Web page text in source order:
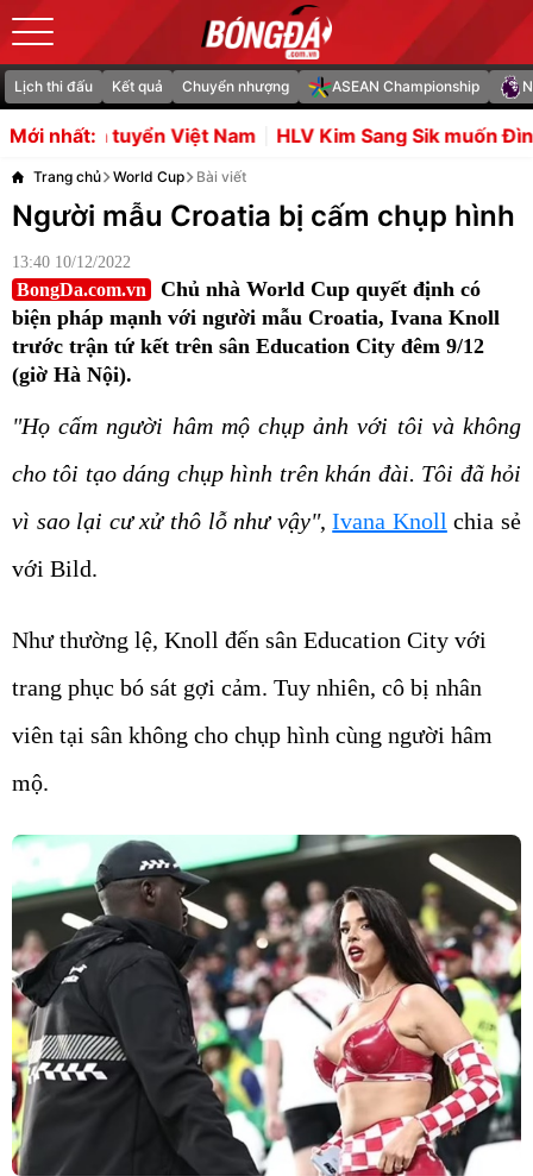
Lịch thi đấu Kết quả Chuyển nhượng ASEAN Championship
Mới nhất:
Nam HLV Kim Sang Sik muốn Đình Bắc vươn tầm
Trang chủ World Cup Bài viết
Người mẫu Croatia bị cấm chụp hình
13:40 10/12/2022
BongDa.com.vn
Chủ nhà World Cup quyết định có
biện pháp mạnh với người mẫu Croatia, Ivana Knoll
trước trận tứ kết trên sân Education City đêm 9/12
(giờ Hà Nội).
"Họ cấm người hâm mộ chụp ảnh với tôi và không
cho tôi tạo dáng chụp hình trên khán đài. Tôi đã hỏi
vì sao lại cư xử thô lỗ như vậy",Ivana Knoll chia sẻ
với Bild.
Như thường lệ, Knoll đến sân Education City với
trang phục bó sát gợi cảm. Tuy nhiên, cô bị nhân
viên tại sân không cho chụp hình cùng người hâm
mộ.